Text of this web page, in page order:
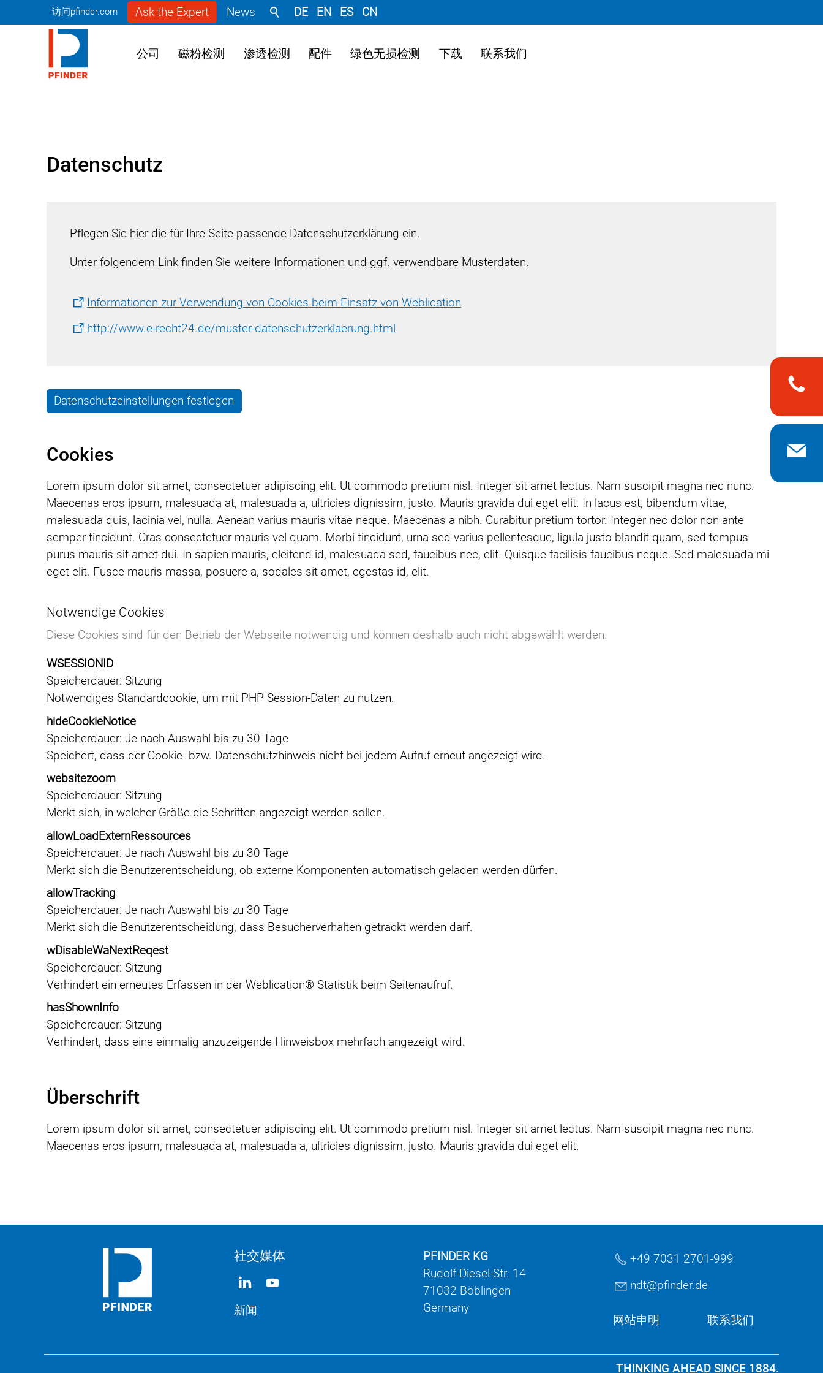
访问pfinder.com Ask the Expert News DE EN ES CN
公司 磁粉检测 渗透检测 配件 绿色无损检测 下载 联系我们
Datenschutz
Pflegen Sie hier die für Ihre Seite passende Datenschutzerklärung ein.
Unter folgendem Link finden Sie weitere Informationen und ggf. verwendbare Musterdaten.
Informationen zur Verwendung von Cookies beim Einsatz von Weblication
http://www.e-recht24.de/muster-datenschutzerklaerung.html
Datenschutzeinstellungen festlegen
Cookies
Lorem ipsum dolor sit amet, consectetuer adipiscing elit. Ut commodo pretium nisl. Integer sit amet lectus. Nam suscipit magna nec nunc.
Maecenas eros ipsum, malesuada at, malesuada a, ultricies dignissim, justo. Mauris gravida dui eget elit. In lacus est, bibendum vitae,
malesuada quis, lacinia vel, nulla. Aenean varius mauris vitae neque. Maecenas a nibh. Curabitur pretium tortor. Integer nec dolor non ante
semper tincidunt. Cras consectetuer mauris vel quam. Morbi tincidunt, urna sed varius pellentesque, ligula justo blandit quam, sed tempus
purus mauris sit amet dui. In sapien mauris, eleifend id, malesuada sed, faucibus nec, elit. Quisque facilisis faucibus neque. Sed malesuada mi
eget elit. Fusce mauris massa, posuere a, sodales sit amet, egestas id, elit.
Notwendige Cookies
Diese Cookies sind für den Betrieb der Webseite notwendig und können deshalb auch nicht abgewählt werden.
WSESSIONID
Speicherdauer Sitzung
Notwendiges Standardcookie, um mit PHP Session-Daten zu nutzen.
hideCookieNotice
Speicherdauer Je nach Auswahl bis zu 30 Tage
Speichert, dass der Cookie- bzw. Datenschutzhinweis nicht bei jedem Aufruf erneut angezeigt wird.
websitezoom
Speicherdauer Sitzung
Merkt sich, in welcher Größe die Schriften angezeigt werden sollen.
allowLoadExternRessources
Speicherdauer Je nach Auswahl bis zu 30 Tage
Merkt sich die Benutzerentscheidung, ob externe Komponenten automatisch geladen werden dürfen.
allowTracking
Speicherdauer Je nach Auswahl bis zu 30 Tage
Merkt sich die Benutzerentscheidung, dass Besucherverhalten getrackt werden darf.
wDisableWaNextReqest
Speicherdauer Sitzung
Verhindert ein erneutes Erfassen in der Weblication® Statistik beim Seitenaufruf.
hasShownInfo
Speicherdauer Sitzung
Verhindert, dass eine einmalig anzuzeigende Hinweisbox mehrfach angezeigt wird.
Überschrift
Lorem ipsum dolor sit amet, consectetuer adipiscing elit. Ut commodo pretium nisl. Integer sit amet lectus. Nam suscipit magna nec nunc.
Maecenas eros ipsum, malesuada at, malesuada a, ultricies dignissim, justo. Mauris gravida dui eget elit.
社交媒体
新闻
PFINDER KG
Rudolf-Diesel-Str. 14
71032 Böblingen
Germany
+49 7031 2701-999
ndt
pfnd r d
网站申明 联系我们
THINKING AHEAD SINCE 1884.